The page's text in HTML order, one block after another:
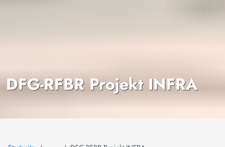
DFG-RFBR Projekt INFRA